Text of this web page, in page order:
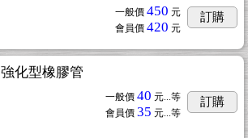
一般價 450 元
會員價 420 元
訂購
強化型橡膠管
一般價 40 元...等
會員價 35 元...等
訂購